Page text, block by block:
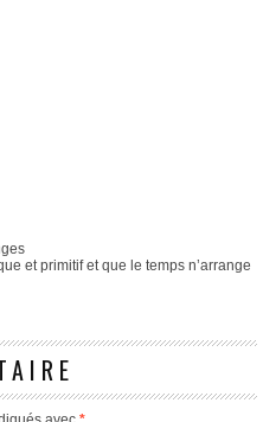
et primitif et que le temps n’arrange